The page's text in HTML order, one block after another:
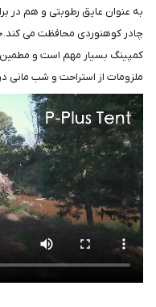
به عنوان عایق رطوبتی و هم در
چادر کوهنوردی محافظت می
کمپینگ بسیار مهم است و
ملزومات از استراحت و شب مانی